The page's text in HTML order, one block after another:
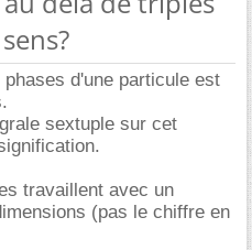
d'une particule est
sextuple sur cet
travaillent avec un
(pas le chiffre en